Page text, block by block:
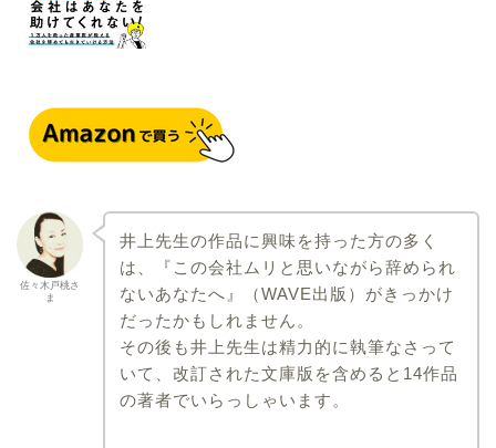
佐々木戸桃さ
ま
井上先生の作品に興味を持った方の多く
は、『この会社ムリと思いながら辞められ
ないあなたへ』（WAVE出版）がきっかけ
だったかもしれません。
その後も井上先生は精力的に執筆なさって
いて、改訂された文庫版を含めると14作品
の著者でいらっしゃいます。